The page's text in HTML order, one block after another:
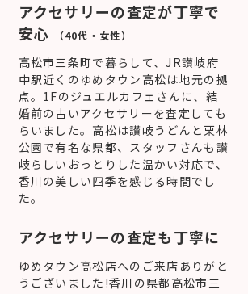
アクセサリーの査定が丁寧で
安心
（40代・女性）
高松市三条町で暮らして、JR讃岐府
中駅近くのゆめタウン高松は地元の拠
点。1Fのジュエルカフェさんに、結
婚前の古いアクセサリーを査定しても
らいました。高松は讃岐うどんと栗林
公園で有名な県都、スタッフさんも讃
岐らしいおっとりした温かい対応で、
香川の美しい四季を感じる時間でし
た。
アクセサリーの査定も丁寧に
ゆめタウン高松店へのご来店ありがと
うございました!香川の県都高松市三